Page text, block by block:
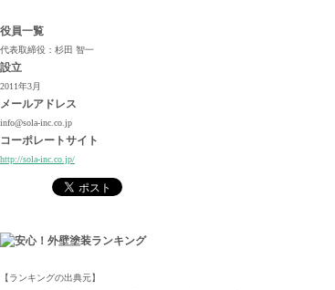
役員一覧
代表取締役：杉田 智一
設立
2011年3月
メールアドレス
info@sola-inc.co.jp
コーポレートサイト
http://sola-inc.co.jp/
【ランキングの出典元】